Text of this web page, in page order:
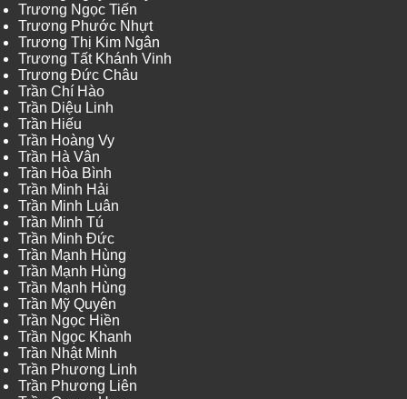
Trương Ngọc Tiến
Trương Phước Nhựt
Trương Thị Kim Ngân
Trương Tất Khánh Vinh
Trương Đức Châu
Trần Chí Hào
Trần Diệu Linh
Trần Hiếu
Trần Hoàng Vy
Trần Hà Vân
Trần Hòa Bình
Trần Minh Hải
Trần Minh Luân
Trần Minh Tú
Trần Minh Đức
Trần Mạnh Hùng
Trần Mạnh Hùng
Trần Mạnh Hùng
Trần Mỹ Quyên
Trần Ngọc Hiền
Trần Ngọc Khanh
Trần Nhật Minh
Trần Phương Linh
Trần Phương Liên